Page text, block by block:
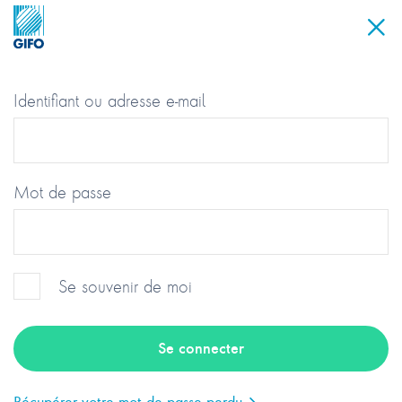
Groupement des Industriels et
Fabricants de l’Optique
Identifiant ou adresse e-mail
Mot de passe
Se souvenir de moi